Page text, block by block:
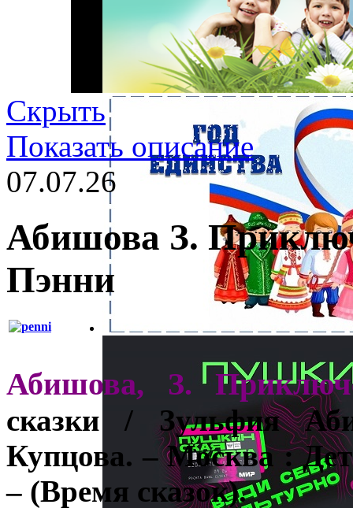
Скрыть
Показать описание
07.07.26
Абишова З.
Пэнни
Абишова, З.
сказки / Зульфия
Купцова. – Москва :
– (Время сказок).